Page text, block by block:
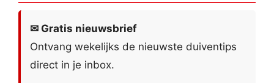
✉ Gratis nieuwsbrief
Ontvang wekelijks de nieuwste duiventips
direct in je inbox.